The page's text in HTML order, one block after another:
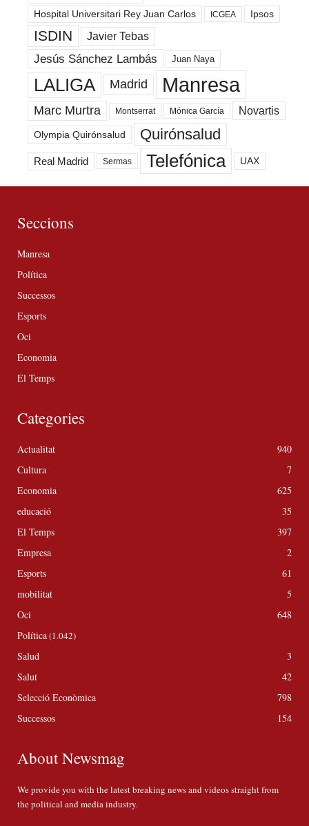
Hospital Universitari Rey Juan Carlos ICGEA Ipsos
ISDIN Javier Tebas
Jesús Sánchez Lambás Juan Naya
LALIGA Madrid Manresa
Marc Murtra Montserrat Mónica García Novartis
Olympia Quirónsalud Quirónsalud
Real Madrid Sermas Telefónica UAX
Seccions
Manresa
Política
Successos
Esports
Oci
Economia
El Temps
Categories
Actualitat
940
Cultura
7
Economia
625
educació
35
El Temps
397
Empresa
2
Esports
61
mobilitat
5
Oci
648
Política(1.042)
Salud
3
Salut
42
Selecció Econòmica
798
Successos
154
About Newsmag
We provide you with the latest breaking news and videos straight from
the political and media industry.